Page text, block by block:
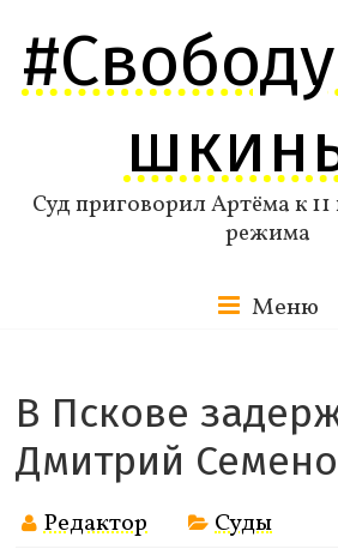
содержимому
Суд приговорил Артёма к
режима
Меню
В Пскове
Дмитрий
Редактор Суды